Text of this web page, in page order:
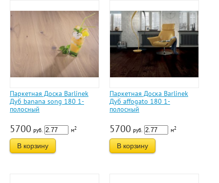
Паркетная Доска Barlinek
Дуб banana song 180 1-
полосный
5700 руб. м2
В корзину
Паркетная Доска Barlinek
Дуб affogato 180 1-
полосный
5700 руб. м2
В корзину